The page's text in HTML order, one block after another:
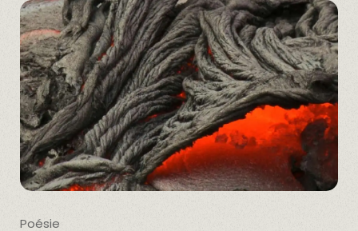
Poésie